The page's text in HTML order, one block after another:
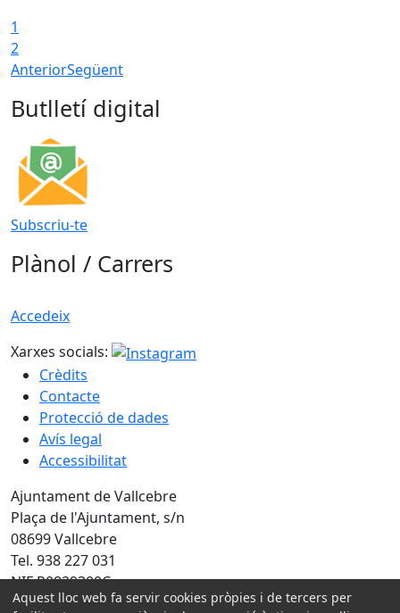
1
2
AnteriorSegüent
Butlletí digital
Subscriu-te
Plànol / Carrers
Accedeix
Xarxes socials:
Crèdits
Contacte
Protecció de dades
Avís legal
Accessibilitat
Ajuntament de Vallcebre
Plaça de l'Ajuntament, s/n
08699 Vallcebre
Tel. 938 227 031
NIF P0829300C
Aquest lloc web fa servir cookies pròpies i de tercers per